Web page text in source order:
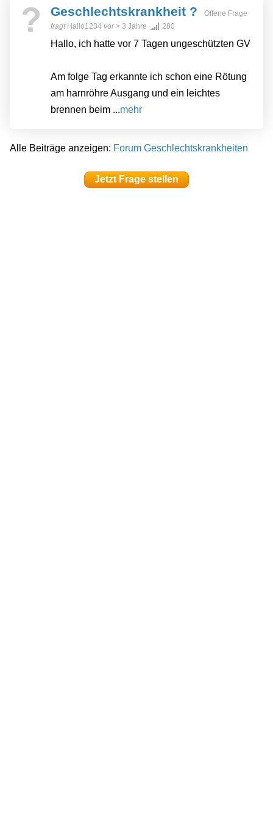
? Geschlechtskrankheit ?
Offene Frage
fragt Hallo1234 vor> 3 Jahre 280
Hallo, ich hatte vor 7 Tagen ungeschützten GV
Am folge Tag erkannte ich schon eine Rötung
am harnröhre Ausgang und ein leichtes
brennen beim ...mehr
Alle Beiträge anzeigen: Forum Geschlechtskrankheiten
Jetzt Frage stellen